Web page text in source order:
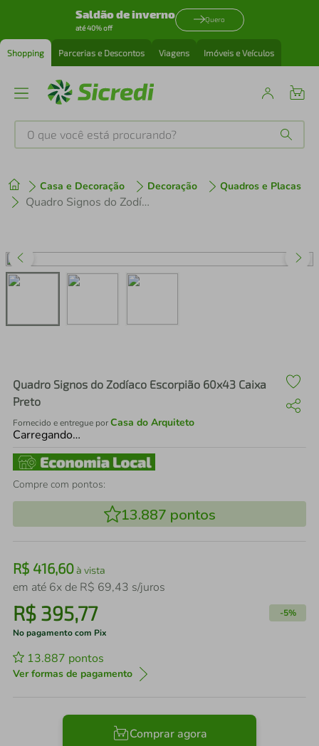
Saldão de inverno
até 40% off
Quero
Shopping Parcerias e Descontos Viagens Imóveis e Veículos
O que você está procurando?
Casa e Decoração Decoração Quadros e Placas
Quadro Signos do Zodíaco Escorpião 60x43 Caixa Preto
Quadro Signos do Zodíaco Escorpião 60x43 Caixa
Preto
Fornecido e entregue porCasa do Arquiteto
Carregando…
Compre com pontos:
13.887 pontos
R$ 416,60à vista
em até 6x de R$ 69,43 s/juros
R$ 395,77 -5%
No pagamento com Pix
13.887 pontos
Ver formas de pagamento
Comprar agora
1º tenis
perfume